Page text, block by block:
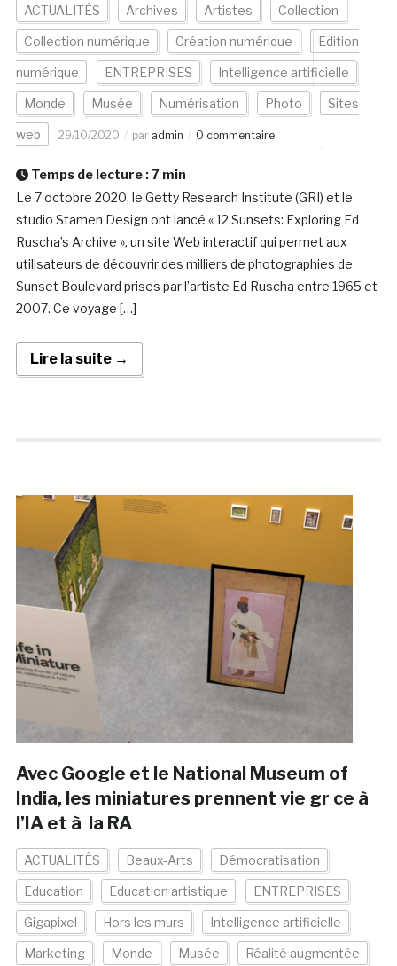
ACTUALITÉS Archives Artistes Collection
Collection numérique Création numérique Edition
numérique ENTREPRISES Intelligence artificielle
Monde Musée Numérisation Photo Sites
web 29/10/2020 par admin 0 commentaire
Temps de lecture :7 min
Le 7 octobre 2020, le Getty Research Institute (GRI) et le
studio Stamen Design ont lancé « 12 Sunsets: Exploring Ed
Ruscha’s Archive », un site Web interactif qui permet aux
utilisateurs de découvrir des milliers de photographies de
Sunset Boulevard prises par l’artiste Ed Ruscha entre 1965 et
2007. Ce voyage […]
Lire la suite →
Avec Google et le National Museum of
India, les miniatures prennent vie gr ce à
l’IA et à la RA
ACTUALITÉS Beaux-Arts Démocratisation
Education Education artistique ENTREPRISES
Gigapixel Hors les murs Intelligence artificielle
Marketing Monde Musée Réalité augmentée